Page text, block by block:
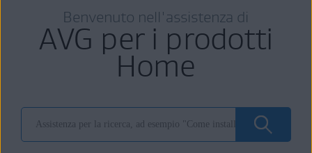
Benvenuto nell'assistenza di
AVG per i prodotti
Home